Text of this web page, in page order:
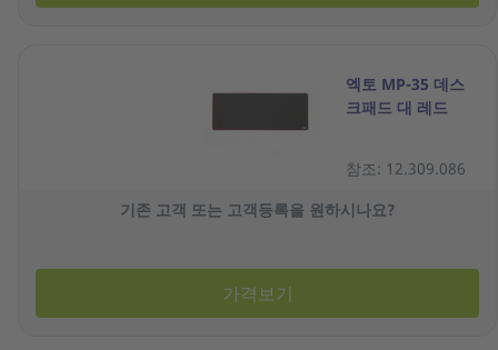
엑토 MP-35 데스
크패드 대 레드
참조: 12.309.086
기존 고객 또는 고객등록을 원하시나요?
가격보기